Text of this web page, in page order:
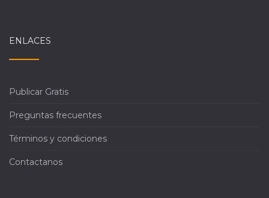
ENLACES
Publicar Gratis
Preguntas frecuentes
Términos y condiciones
Contactanos